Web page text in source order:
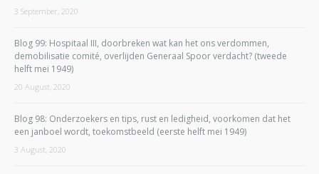
3 September, 2020
Blog 99: Hospitaal III, doorbreken wat kan het ons verdommen,
demobilisatie comité, overlijden Generaal Spoor verdacht? (tweede
helft mei 1949)
20 August, 2020
Blog 98: Onderzoekers en tips, rust en ledigheid, voorkomen dat het
een janboel wordt, toekomstbeeld (eerste helft mei 1949)
3 August, 2020